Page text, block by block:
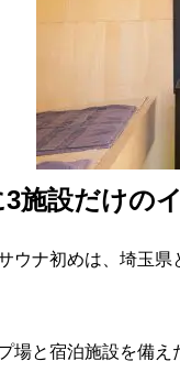
3施設だけの
ウナ初めは、埼玉県
場と宿泊施設を備え